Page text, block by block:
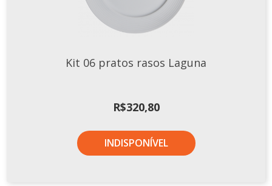
Kit 06 pratos rasos Laguna
R$320,80
INDISPONÍVEL